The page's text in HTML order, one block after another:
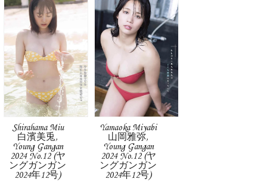
Shirahama Miu
白濱美兎,
Young Gangan
2024 No.12 (ヤ
ングガンガン
2024年12号)
Yamaoka Miyabi
山岡雅弥,
Young Gangan
2024 No.12 (ヤ
ングガンガン
2024年12号)